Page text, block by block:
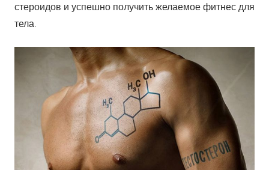
стероидов и успешно получить желаемое фитнес для
тела.